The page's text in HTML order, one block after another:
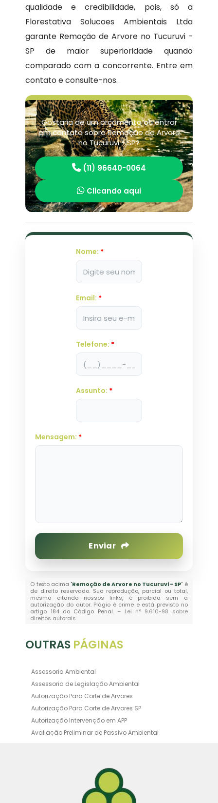
qualidade e credibilidade, pois, só a
Florestativa Solucoes Ambientais Ltda
garante Remoção de Arvore no Tucuruvi -
SP de maior superioridade quando
comparado com a concorrente. Entre em
contato e consulte-nos.
Gostaria de um orçamento ou entrar
em contato sobre Remoção de Arvore
no Tucuruvi - SP?
(11) 96640-0064
Clicando aqui
Nome: *
Email: *
Telefone: *
Assunto: *
Mensagem: *
Enviar
O texto acima "Remoção de Arvore no Tucuruvi - SP" é
de direito reservado. Sua reprodução, parcial ou total,
mesmo citando nossos links, é proibida sem a
autorização do autor. Plágio é crime e está previsto no
artigo 184 do Código Penal. – Lei n° 9.610-98 sobre
direitos autorais.
OUTRAS PÁGINAS
Assessoria Ambiental
Assessoria de Legislação Ambiental
Autorização Para Corte de Arvores
Autorização Para Corte de Arvores SP
Autorização Intervenção em APP
Avaliação Preliminar de Passivo Ambiental
Certificado de Movimentação de Resíduos de
Certificado de Movimentação de Resíduos de
Interesse Ambiental Cadri